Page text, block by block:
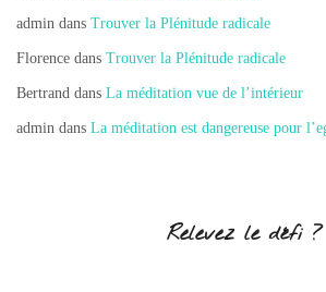
admin dans Trouver la Plénitude radicale
Florence dans Trouver la Plénitude radicale
Bertrand dans La méditation vue de l’intérieur
admin dans La méditation est dangereuse pour
Relevez le défi ?